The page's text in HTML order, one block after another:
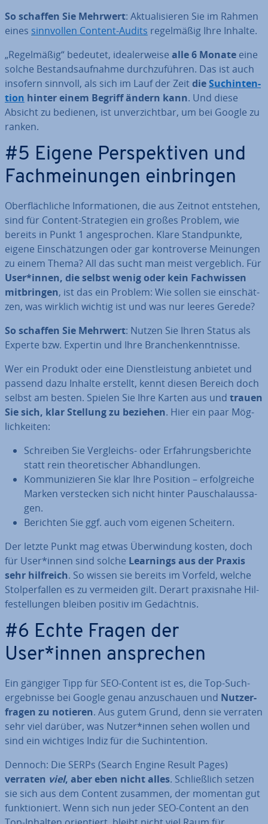
So schaffen Sie Mehrwert: Ak­tua­li­sie­ren Sie im Rahmen
eines sinn­vol­len Content-Audits re­gel­mä­ßig Ihre Inhalte.
„Re­gel­mä­ßig“ bedeutet, idea­ler­wei­se alle 6 Monate eine
solche Be­stands­auf­nah­me durch­zu­füh­ren. Das ist auch
insofern sinnvoll, als sich im Lauf der ZeitdieSuch­in­ten­
ti­on hinter einem Begriff ändern kann. Und diese
Absicht zu bedienen, ist un­ver­zicht­bar, um bei Google zu
ranken.
#5 Eigene Per­spek­ti­ven und
Fach­mei­nun­gen ein­brin­gen
Ober­fläch­li­che In­for­ma­tio­nen, die aus Zeitnot entstehen,
sind für Content-Stra­te­gien ein großes Problem, wie
bereits in Punkt 1 an­ge­spro­chen. Klare Stand­punk­te,
eigene Ein­schät­zun­gen oder gar kon­tro­ver­se Meinungen
zu einem Thema? All das sucht man meist ver­geb­lich. Für
User*innen, die selbst wenig oder kein Fach­wis­sen
mit­brin­gen, ist das ein Problem: Wie sollen sie ein­schät­
zen, was wirklich wichtig ist und was nur leeres Gerede?
So schaffen Sie Mehrwert: Nutzen Sie Ihren Status als
Experte bzw. Expertin und Ihre Bran­chen­kennt­nis­se.
Wer ein Produkt oder eine Dienst­leis­tung anbietet und
passend dazu Inhalte erstellt, kennt diesen Bereich doch
selbst am besten. Spielen Sie Ihre Karten aus und trauen
Sie sich, klar Stellung zu beziehen. Hier ein paar Mög­
lich­kei­ten:
Schreiben Sie Ver­gleichs- oder Er­fah­rungs­be­rich­te
statt rein theo­re­ti­scher Ab­hand­lun­gen.
Kom­mu­ni­zie­ren Sie klar Ihre Position – er­folg­rei­che
Marken ver­ste­cken sich nicht hinter Pau­schal­aus­sa­
gen.
Berichten Sie ggf. auch vom eigenen Scheitern.
Der letzte Punkt mag etwas Über­win­dung kosten, doch
für User*innen sind solche Learnings aus der Praxis
sehr hilfreich. So wissen sie bereits im Vorfeld, welche
Stol­per­fal­len es zu vermeiden gilt. Derart pra­xis­na­he Hil­
fe­stel­lun­gen bleiben positiv im Ge­dächt­nis.
#6 Echte Fragen der
User*innen an­spre­chen
Ein gängiger Tipp für SEO-Content ist es, die Top-Such­
ergeb­nis­se bei Google genau an­zu­schau­en und Nut­zer­
fra­gen zu notieren. Aus gutem Grund, denn sie verraten
sehr viel darüber, was Nutzer*innen sehen wollen und
sind ein wichtiges Indiz für die Such­in­ten­ti­on.
Dennoch: Die SERPs (Search Engine Result Pages)
verraten viel, aber eben nicht alles. Schließ­lich setzen
sie sich aus dem Content zusammen, der momentan gut
funk­tio­niert. Wenn sich nun jeder SEO-Content an den